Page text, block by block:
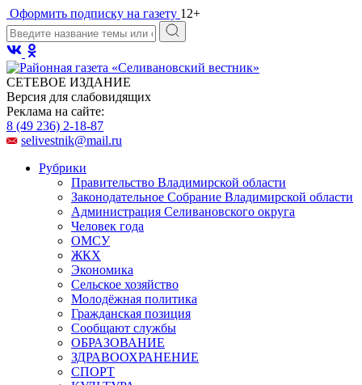
Оформить подписку на газету 12+
СЕТЕВОЕ ИЗДАНИЕ
Версия для слабовидящих
Реклама на сайте:
8 (49 236) 2-18-87
selivestnik@mail.ru
Рубрики
Правительство Владимирской области
Законодательное Собрание Владимирской области
Администрация Селивановского округа
Человек года
ОМСУ
ЖКХ
Экономика
Сельское хозяйство
Молодёжная политика
Гражданская позиция
Сообщают службы
ОБРАЗОВАНИЕ
ЗДРАВООХРАНЕНИЕ
СПОРТ